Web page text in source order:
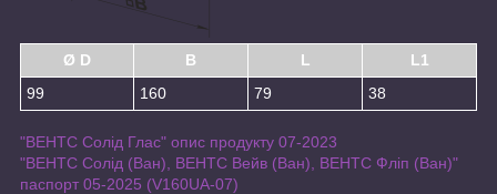
Ø D B L
L1
99
160 79 38
"ВЕНТС Солід Глас" опис продукту 07-2023
"ВЕНТС Солід (Ван), ВЕНТС Вейв (Ван), ВЕНТС Фліп (Ван)"
паспорт 05-2025 (V160UA-07)